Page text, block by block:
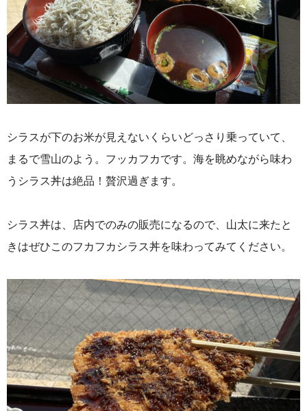
シラスが下のお米が見えないくらいどっさり乗っていて、
まるで雪山のよう。フッカフカです。海を眺めながら味わ
うシラス丼は絶品！贅沢過ぎます。
シラス丼は、店内でのみの販売になるので、山太に来たと
きはぜひこのフカフカシラス丼を味わってみてください。